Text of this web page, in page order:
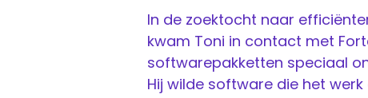
In de zoektocht naar
kwam Toni in contact met
softwarepakketten speciaal
Hij wilde software die het